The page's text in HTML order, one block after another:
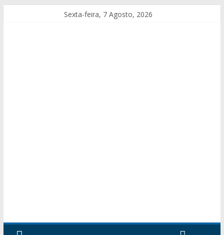
Sexta-feira, 7 Agosto, 2026